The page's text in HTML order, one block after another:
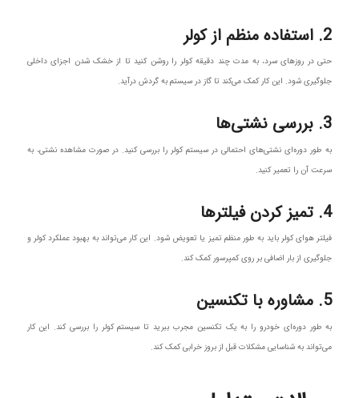
2. استفاده منظم از کولر
حتی در روزهای سرد، به مدت چند دقیقه کولر را روشن کنید تا از خشک شدن اجزای داخلی
جلوگیری شود. این کار کمک می‌کند تا گاز در سیستم به گردش درآید.
3. بررسی نشتی‌ها
به طور دوره‌ای نشتی‌های احتمالی در سیستم کولر را بررسی کنید. در صورت مشاهده نشتی، به
سرعت آن را تعمیر کنید.
4. تمیز کردن فیلترها
فیلتر هوای کولر باید به طور منظم تمیز یا تعویض شود. این کار می‌تواند به بهبود عملکرد کولر و
جلوگیری از بار اضافی بر روی کمپرسور کمک کند.
5. مشاوره با تکنسین
به طور دوره‌ای خودرو را به یک تکنسین مجرب ببرید تا سیستم کولر را بررسی کند. این کار
می‌تواند به شناسایی مشکلات قبل از بروز خرابی کمک کند.